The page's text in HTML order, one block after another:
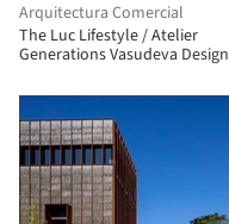
Arquitectura Comercial
The Luc Lifestyle / Atelier
Generations Vasudeva Design